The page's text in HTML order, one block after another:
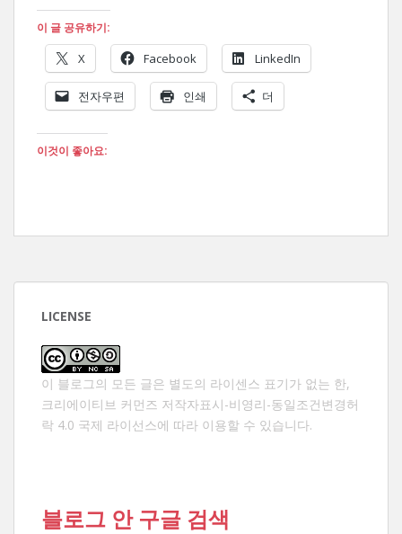
이 글 공유하기:
X Facebook LinkedIn
전자우편 인쇄 더
이것이 좋아요:
LICENSE
이 블로그의 모든 글은 별도의 라이센스 표기가 없는 한,
크리에이티브 커먼즈 저작자표시-비영리-동일조건변경허
락 4.0 국제 라이선스에 따라 이용할 수 있습니다.
블로그 안 구글 검색